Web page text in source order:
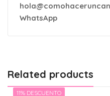
WhatsApp
Related products